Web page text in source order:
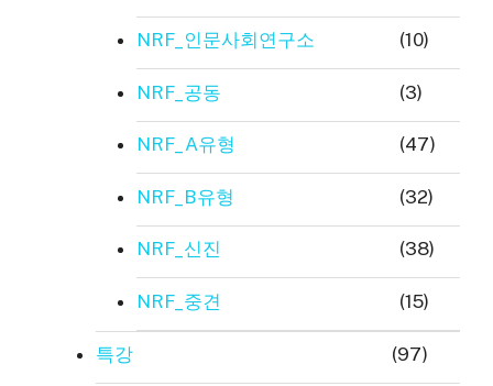
NRF_인문사회연구소 (10)
NRF_공동 (3)
NRF_A유형 (47)
NRF_B유형 (32)
NRF_신진 (38)
NRF_중견 (15)
특강 (97)